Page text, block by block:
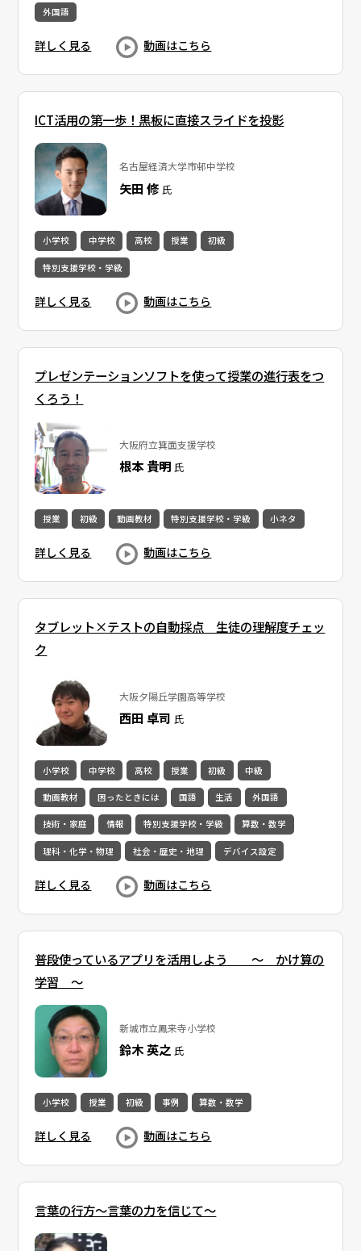
外国語
詳しく見る 動画はこちら
ICT活用の第一歩！黒板に直接スライドを投影
名古屋経済大学市邨中学校
矢田 修 氏
小学校 中学校 高校 授業 初級
特別支援学校・学級
詳しく見る 動画はこちら
プレゼンテーションソフトを使って授業の進行表をつ
くろう！
大阪府立箕面支援学校
根本 貴明氏
授業 初級 動画教材 特別支援学校・学級 小ネタ
詳しく見る 動画はこちら
タブレット×テストの自動採点​ 生徒の理解度チェッ
ク
大阪夕陽丘学園高等学校
西田 卓司 氏
小学校 中学校 高校 授業 初級 中級
動画教材 困ったときには 国語 生活 外国語
技術・家庭 情報 特別支援学校・学級 算数・数学
理科・化学・物理 社会・歴史・地理 デバイス設定
詳しく見る 動画はこちら
普段使っているアプリを活用しよう ～ かけ算の
学習 ～
新城市立鳳来寺小学校
鈴木 英之 氏
小学校 授業 初級 事例 算数・数学
詳しく見る 動画はこちら
言葉の行方～言葉の力を信じて～